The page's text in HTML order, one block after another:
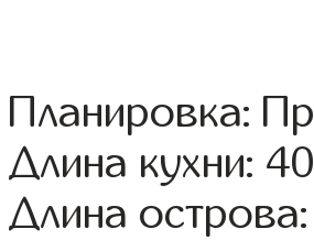
Планировка:
Длина кухни:
Длина